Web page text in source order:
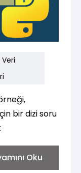
bir dizi soru
Oku